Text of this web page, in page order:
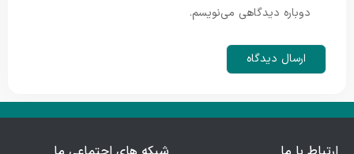
دوباره دیدگاهی می‌نویسم.